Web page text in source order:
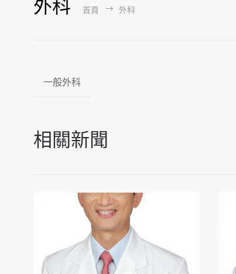
外科 首頁 外科
一般外科
相關新聞